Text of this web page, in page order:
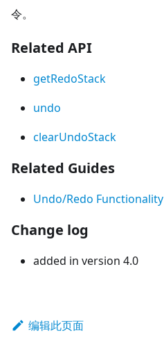
令。
Related API
getRedoStack
undo
clearUndoStack
Related Guides
Undo/Redo Functionality
Change log
added in version 4.0
编辑此页面